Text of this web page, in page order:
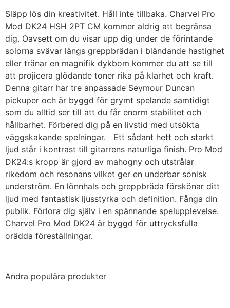
Släpp lös din kreativitet. Håll inte tillbaka. Charvel Pro
Mod DK24 HSH 2PT CM kommer aldrig att begränsa
dig. Oavsett om du visar upp dig under de förintande
solorna svävar längs greppbrädan i bländande hastighet
eller tränar en magnifik dykbom kommer du att se till
att projicera glödande toner rika på klarhet och kraft.
Denna gitarr har tre anpassade Seymour Duncan
pickuper och är byggd för grymt spelande samtidigt
som du alltid ser till att du får enorm stabilitet och
hållbarhet. Förbered dig på en livstid med utsökta
väggskakande spelningar. Ett sådant hett och starkt
ljud står i kontrast till gitarrens naturliga finish. Pro Mod
DK24:s kropp är gjord av mahogny och utstrålar
rikedom och resonans vilket ger en underbar sonisk
underström. En lönnhals och greppbräda förskönar ditt
ljud med fantastisk ljusstyrka och definition. Fånga din
publik. Förlora dig själv i en spännande spelupplevelse.
Charvel Pro Mod DK24 är byggd för uttrycksfulla
orädda föreställningar.
Andra populära produkter